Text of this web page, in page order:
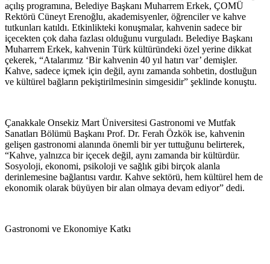
açılış programına, Belediye Başkanı Muharrem Erkek, ÇOMÜ
Rektörü Cüneyt Erenoğlu, akademisyenler, öğrenciler ve kahve
tutkunları katıldı. Etkinlikteki konuşmalar, kahvenin sadece bir
içecekten çok daha fazlası olduğunu vurguladı. Belediye Başkanı
Muharrem Erkek, kahvenin Türk kültüründeki özel yerine dikkat
çekerek, “Atalarımız ‘Bir kahvenin 40 yıl hatırı var’ demişler.
Kahve, sadece içmek için değil, aynı zamanda sohbetin, dostluğun
ve kültürel bağların pekiştirilmesinin simgesidir” şeklinde konuştu.
Çanakkale Onsekiz Mart Üniversitesi Gastronomi ve Mutfak
Sanatları Bölümü Başkanı Prof. Dr. Ferah Özkök ise, kahvenin
gelişen gastronomi alanında önemli bir yer tuttuğunu belirterek,
“Kahve, yalnızca bir içecek değil, aynı zamanda bir kültürdür.
Sosyoloji, ekonomi, psikoloji ve sağlık gibi birçok alanla
derinlemesine bağlantısı vardır. Kahve sektörü, hem kültürel hem de
ekonomik olarak büyüyen bir alan olmaya devam ediyor” dedi.
Gastronomi ve Ekonomiye Katkı